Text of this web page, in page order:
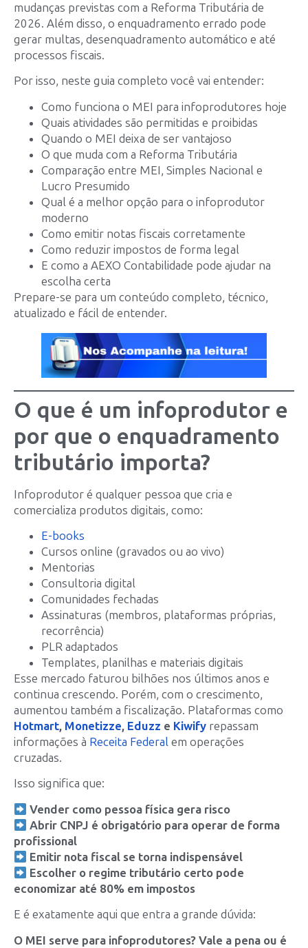
mudanças previstas com a Reforma Tributária de
2026. Além disso, o enquadramento errado pode
gerar multas, desenquadramento automático e até
processos fiscais.
Por isso, neste guia completo você vai entender:
Como funciona o MEI para infoprodutores hoje
Quais atividades são permitidas e proibidas
Quando o MEI deixa de ser vantajoso
O que muda com a Reforma Tributária
Comparação entre MEI, Simples Nacional e
Lucro Presumido
Qual é a melhor opção para o infoprodutor
moderno
Como emitir notas fiscais corretamente
Como reduzir impostos de forma legal
E como a AEXO Contabilidade pode ajudar na
escolha certa
Prepare-se para um conteúdo completo, técnico,
atualizado e fácil de entender.
O que é um infoprodutor e
por que o enquadramento
tributário importa?
Infoprodutor é qualquer pessoa que cria e
comercializa produtos digitais, como:
E-books
Cursos online (gravados ou ao vivo)
Mentorias
Consultoria digital
Comunidades fechadas
Assinaturas (membros, plataformas próprias,
recorrência)
PLR adaptados
Templates, planilhas e materiais digitais
Esse mercado faturou bilhões nos últimos anos e
continua crescendo. Porém, com o crescimento,
aumentou também a fiscalização. Plataformas como
Hotmart, Monetizze, Eduzz e Kiwify repassam
informações à Receita Federal em operações
cruzadas.
Isso significa que:
Vender como pessoa física gera risco
Abrir CNPJ é obrigatório para operar de forma
profissional
Emitir nota fiscal se torna indispensável
Escolher o regime tributário certo pode
economizar até 80% em impostos
E é exatamente aqui que entra a grande dúvida:
O MEI serve para infoprodutores? Vale a pena ou é